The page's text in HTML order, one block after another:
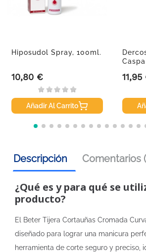
Hiposudol Spray, 100ml.
Precio
10,80 €
Añadir Al Carrito
Precio
11,95
Descripción Comentarios
¿Qué es y para qué se
producto?
El Beter Tijera Cortauñas Cromada
diseñado para lograr una manicura
herramienta de corte seguro y preciso,